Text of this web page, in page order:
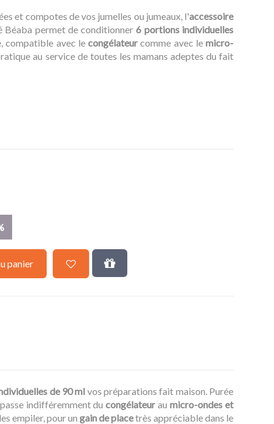
et compotes de vos jumelles ou jumeaux, l'accessoire
Béaba permet de conditionner6 portions individuelles
compatible avec lecongélateur comme avec lemicro-
au service de toutes les mamans adeptes du fait
panier
de 90 ml vos préparations fait maison. Purée
indifféremment du congélateur aumicro-ondes et
empiler, pour un gain de placetrès appréciable dans le